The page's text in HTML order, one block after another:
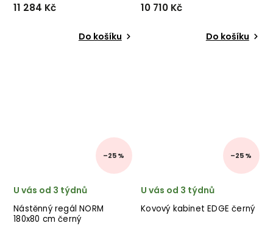
11 284 Kč
Do košíku
10 710 Kč
Do košíku
–25 %
Nástěnný regál NORM
180x80 cm černý
U vás od 3 týdnů
–25 %
Kovový kabinet EDGE černý
U vás od 3 týdnů